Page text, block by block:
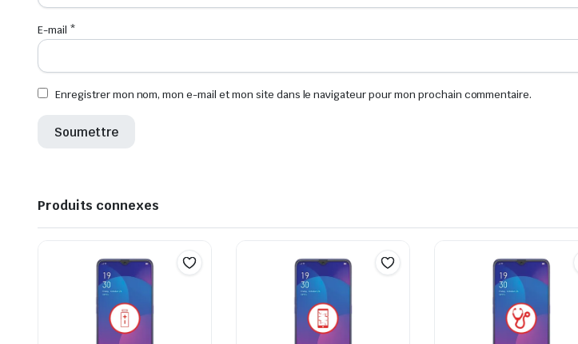
E-mail *
Enregistrer mon nom, mon e-mail et mon site dans le navigateur pour mon prochain commentaire.
Produits connexes